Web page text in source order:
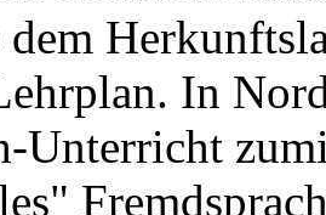
In
Unterricht